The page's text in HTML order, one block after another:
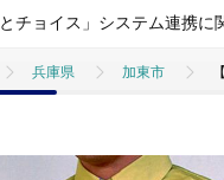
とチョイス」システム連携に
兵庫県 加東市